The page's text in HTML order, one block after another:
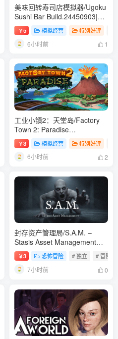
# 休闲
美味回转寿司店模拟器/Ugoku
Sushi Bar Build.24450903|模
拟经营|容量1.5GB|免安装绿色
中文版
￥5 模拟经营 特别好评
6小时前 1
# 氛围
工业小镇2：天堂岛/Factory
Town 2: Paradise
Build.24484409|模拟经营|容
量765B|免安装绿色中文版
￥3 模拟经营 特别好评
6小时前 2
# 动作
封存资产管理局/S.A.M. –
Stasis Asset Management
Build.24291086|恐怖冒险|容
量399B|免安装绿色中文版
￥3 恐怖冒险 # 独立 # 冒险
7小时前 0